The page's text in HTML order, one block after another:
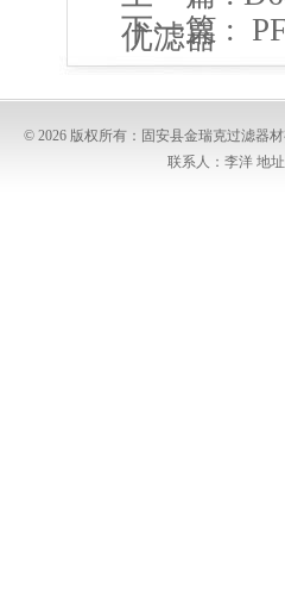
优滤器
下一篇 :
© 2026 版权所有：固安县金瑞克过滤器
联系人：李洋 地